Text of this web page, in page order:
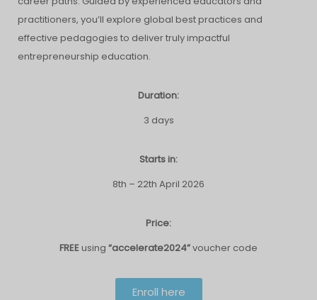
practitioners, you’ll explore global best practices and
effective pedagogies to deliver truly impactful
entrepreneurship education.
Duration:
3 days
Starts in:
8th – 22th April 2026
Price:
FREE using “accelerate2024”voucher code
Enroll here